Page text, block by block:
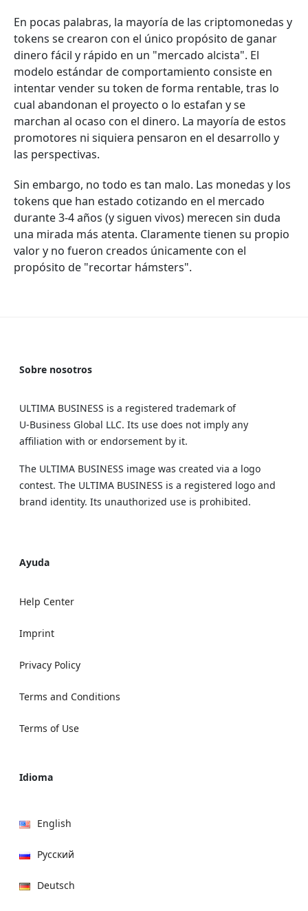
En pocas palabras, la mayoría de las criptomonedas y
tokens se crearon con el único propósito de ganar
dinero fácil y rápido en un "mercado alcista". El
modelo estándar de comportamiento consiste en
intentar vender su token de forma rentable, tras lo
cual abandonan el proyecto o lo estafan y se
marchan al ocaso con el dinero. La mayoría de estos
promotores ni siquiera pensaron en el desarrollo y
las perspectivas.
Sin embargo, no todo es tan malo. Las monedas y los
tokens que han estado cotizando en el mercado
durante 3-4 años (y siguen vivos) merecen sin duda
una mirada más atenta. Claramente tienen su propio
valor y no fueron creados únicamente con el
propósito de "recortar hámsters".
Sobre nosotros
ULTIMA BUSINESS is a registered trademark of
U‑Business Global LLC. Its use does not imply any
affiliation with or endorsement by it.
The ULTIMA BUSINESS image was created via a logo
contest. The ULTIMA BUSINESS is a registered logo and
brand identity. Its unauthorized use is prohibited.
Ayuda
Help Center
Imprint
Privacy Policy
Terms and Conditions
Terms of Use
Idioma
English
Русский
Deutsch